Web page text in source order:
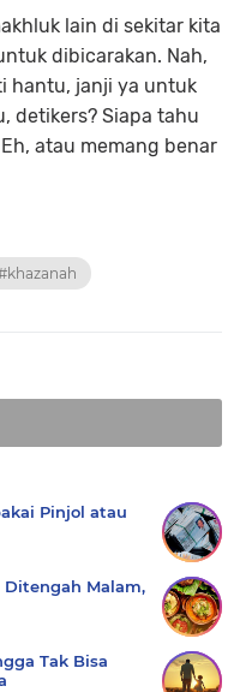
lain di sekitar kita
dibicarakan. Nah,
hantu, janji ya untuk
detikers? Siapa tahu
atau memang benar
Pinjol atau
Ditengah Malam,
Tak Bisa